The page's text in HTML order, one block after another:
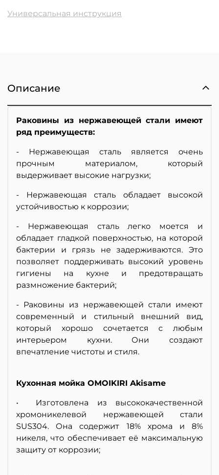
Универсальная инструкция
Описание
Раковины из нержавеющей стали имеют
ряд преимуществ:
- Нержавеющая сталь является очень
прочным материалом, который
выдерживает высокие нагрузки;
- Нержавеющая сталь обладает высокой
устойчивостью к коррозии;
- Нержавеющая сталь легко моется и
обладает гладкой поверхностью, на которой
бактерии и грязь не задерживаются. Это
позволяет поддерживать высокий уровень
гигиены на кухне и предотвращать
размножение бактерий;
- Раковины из нержавеющей стали имеют
современный и стильный внешний вид,
который хорошо сочетается с любым
интерьером кухни. Они создают
впечатление чистоты и стиля.
Кухонная мойка OMOIKIRI Akisame
• Изготовлена из высококачественной
хромоникелевой нержавеющей стали
SUS304. Она содержит 18% хрома и 8%
никеля, что обеспечивает её максимальную
защиту от коррозии;